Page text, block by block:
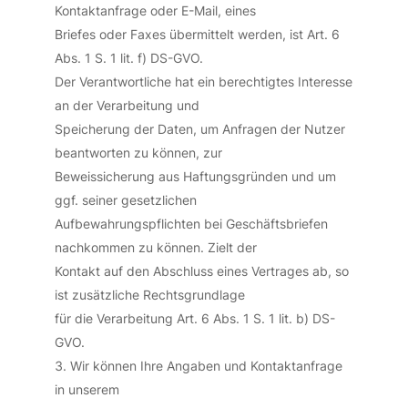
Kontaktanfrage oder E-Mail, eines
Briefes oder Faxes übermittelt werden, ist Art. 6
Abs. 1 S. 1 lit. f) DS-GVO.
Der Verantwortliche hat ein berechtigtes Interesse
an der Verarbeitung und
Speicherung der Daten, um Anfragen der Nutzer
beantworten zu können, zur
Beweissicherung aus Haftungsgründen und um
ggf. seiner gesetzlichen
Aufbewahrungspflichten bei Geschäftsbriefen
nachkommen zu können. Zielt der
Kontakt auf den Abschluss eines Vertrages ab, so
ist zusätzliche Rechtsgrundlage
für die Verarbeitung Art. 6 Abs. 1 S. 1 lit. b) DS-
GVO.
Wir können Ihre Angaben und Kontaktanfrage
in unserem